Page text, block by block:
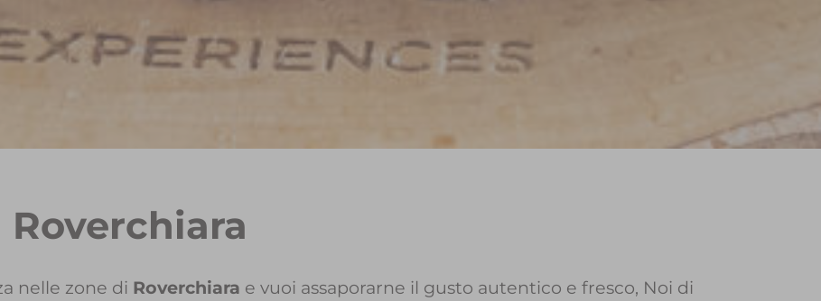
nelle zone di Roverchiara e vuoi assaporarne il gusto autentico e fresco, Noi di